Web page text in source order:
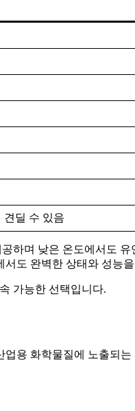
견딜 수 있음
하며 낮은 온도에서도
도 완벽한 상태와 성능
가능한 선택입니다.
용 화학물질에 노출되